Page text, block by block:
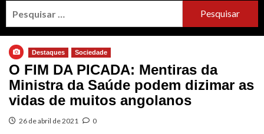
Destaques Sociedade
O FIM DA PICADA: Mentiras da
Ministra da Saúde podem dizimar as
vidas de muitos angolanos
26 de abril de 2021 0